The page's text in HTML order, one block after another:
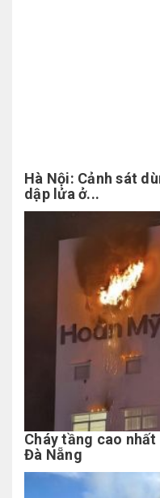
Hà Nội: Cảnh sát
dập lửa ở...
Cháy tầng cao
Đà Nẵng